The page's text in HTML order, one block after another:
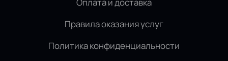
Оплата и доставка
Правила оказания услуг
Политика конфиденциальности